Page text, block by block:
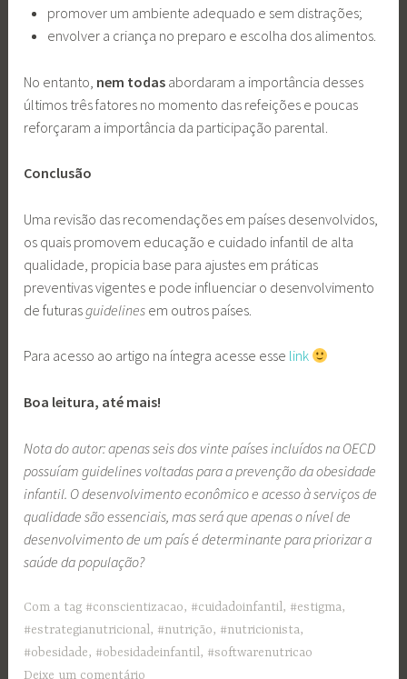
promover um ambiente adequado e sem distrações;
envolver a criança no preparo e escolha dos alimentos.
No entanto, nem todas abordaram a importância desses
últimos três fatores no momento das refeições e poucas
reforçaram a importância da participação parental.
Conclusão
Uma revisão das recomendações em países desenvolvidos,
os quais promovem educação e cuidado infantil de alta
qualidade, propicia base para ajustes em práticas
preventivas vigentes e pode influenciar o desenvolvimento
de futurasguidelines em outros países.
Para acesso ao artigo na íntegra acesse esse link
Boa leitura, até mais!
Nota do autor: apenas seis dos vinte países incluídos na OECD
possuíam guidelines voltadas para a prevenção da obesidade
infantil. O desenvolvimento econômico e acesso à serviços de
qualidade são essenciais, mas será que apenas o nível de
desenvolvimento de um país é determinante para priorizar a
saúde da população?
Com a tag #conscientizacao, #cuidadoinfantil, #estigma,
#estrategianutricional, #nutrição, #nutricionista,
#obesidade, #obesidadeinfantil, #softwarenutricao
Deixe um comentário